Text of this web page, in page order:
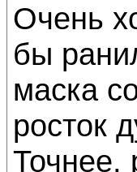
Очень
бы
маска
росток
Точнее,